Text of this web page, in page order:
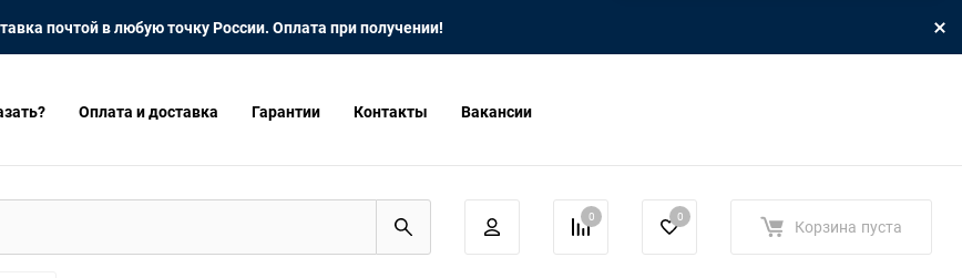
почтой в любую точку России. Оплата при получении!
Оплата и доставка Гарантии Контакты Вакансии
0 0 Корзина пуста